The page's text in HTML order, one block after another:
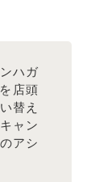
ハガ
店頭
替え
ャン
アシ